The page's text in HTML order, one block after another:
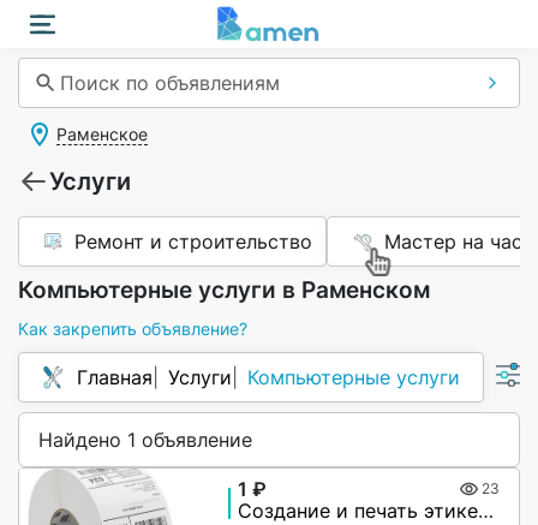
Поиск по объявлениям
Раменское
Услуги
Ремонт и строительство Мастер на час
Компьютерные услуги в Раменском
Как закрепить объявление?
Главная Услуги Компьютерные услуги
Найдено 1 объявление
1 ₽ 23
Создание и печать этикеток со штрих-кодами